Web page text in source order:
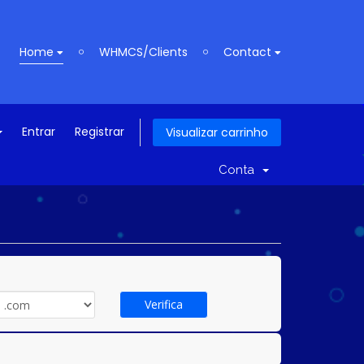
Home WHMCS/Clients Contact
Entrar Registrar Visualizar carrinho
Conta
Verifica